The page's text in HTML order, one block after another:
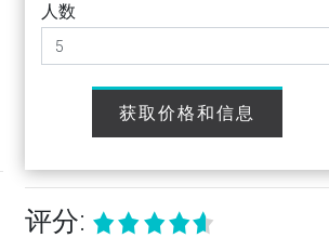
人数
获取价格和信息
评分: